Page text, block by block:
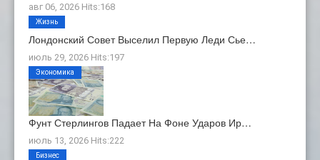
авг 06, 2026 Hits:168
Лондонский Совет Выселил Первую Леди Сье…
июль 29, 2026 Hits:197
Жизнь
Фунт Стерлингов Падает На Фоне Ударов Ир…
июль 13, 2026 Hits:222
Экономика
Бизнес